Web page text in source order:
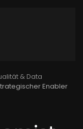
& Data
Enabler